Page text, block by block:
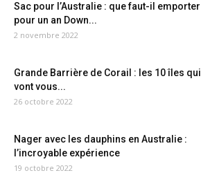
Sac pour l’Australie : que faut-il emporter
pour un an Down...
2 novembre 2022
Grande Barrière de Corail : les 10 îles qui
vont vous...
26 octobre 2022
Nager avec les dauphins en Australie :
l’incroyable expérience
19 octobre 2022